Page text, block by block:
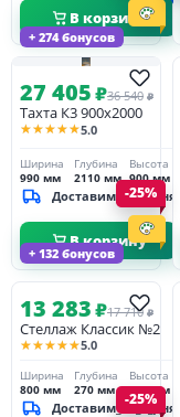
В корзину
+ 274 бонусов
27 405₽36 540 ₽
Тахта К3 900х2000
★★★★★5.0
Ширина
990 мм
Глубина
2110 мм
Высота
900 мм
Доставим_за_3_дня
В корзину
+ 132 бонусов
-25%
13 283₽17 710 ₽
Стеллаж Классик №2
★★★★★5.0
Ширина
800 мм
Глубина
270 мм
Высота
990 мм
Доставим_за_3_дня
-25%